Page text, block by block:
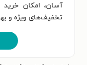
آسان، امکان خرید
تخفیف‌های ویژه و